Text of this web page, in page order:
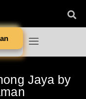
Jaya by